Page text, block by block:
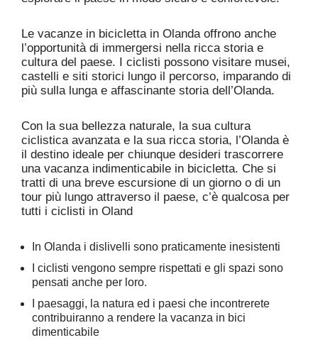
Le vacanze in bicicletta in Olanda offrono anche
l’opportunità di immergersi nella ricca storia e
cultura del paese. I ciclisti possono visitare musei,
castelli e siti storici lungo il percorso, imparando di
più sulla lunga e affascinante storia dell’Olanda.
Con la sua bellezza naturale, la sua cultura
ciclistica avanzata e la sua ricca storia, l’Olanda è
il destino ideale per chiunque desideri trascorrere
una vacanza indimenticabile in bicicletta. Che si
tratti di una breve escursione di un giorno o di un
tour più lungo attraverso il paese, c’è qualcosa per
tutti i ciclisti in Oland
In Olanda i dislivelli sono praticamente inesistenti
I ciclisti vengono sempre rispettati e gli spazi sono
pensati anche per loro.
I paesaggi, la natura ed i paesi che incontrerete
contribuiranno a rendere la vacanza in bici
dimenticabile